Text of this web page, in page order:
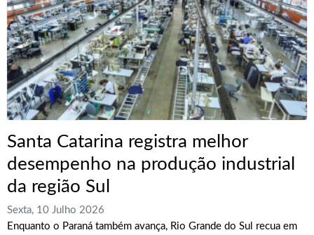
Santa Catarina registra melhor
desempenho na produção industrial
da região Sul
Sexta, 10 Julho 2026
Enquanto o Paraná também avança, Rio Grande do Sul recua em